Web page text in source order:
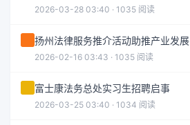
2026-03-28 03:40 · 1035 阅读
扬州法律服务推介活动助推产业发展
2026-02-16 03:43 · 1035 阅读
富士康法务总处实习生招聘启事
2026-03-25 03:40 · 1034 阅读